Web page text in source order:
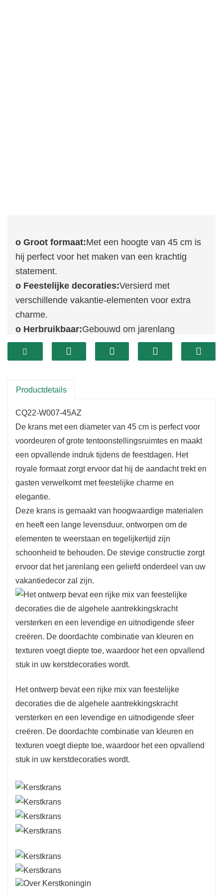
o Groot formaat:Met een hoogte van 45 cm is
hij perfect voor het maken van een krachtig
statement.
o Feestelijke decoraties:Versierd met
verschillende vakantie-elementen voor extra
charme.
o Herbruikbaar:Gebouwd om jarenlang
vakantieplezier te bieden.
Productdetails
CQ22-W007-45AZ
De krans met een diameter van 45 cm is perfect voor
voordeuren of grote tentoonstellingsruimtes en maakt
een opvallende indruk tijdens de feestdagen. Het
royale formaat zorgt ervoor dat hij de aandacht trekt en
gasten verwelkomt met feestelijke charme en
elegantie.
Deze krans is gemaakt van hoogwaardige materialen
en heeft een lange levensduur, ontworpen om de
elementen te weerstaan ​​en tegelijkertijd zijn
schoonheid te behouden. De stevige constructie zorgt
ervoor dat het jarenlang een geliefd onderdeel van uw
vakantiedecor zal zijn.
Het ontwerp bevat een rijke mix van feestelijke
decoraties die de algehele aantrekkingskracht
versterken en een levendige en uitnodigende sfeer
creëren. De doordachte combinatie van kleuren en
texturen voegt diepte toe, waardoor het een opvallend
stuk in uw kerstdecoraties wordt.